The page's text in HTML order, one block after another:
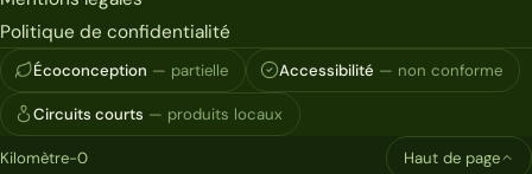
Politique de confidentialité
Écoconception — partielle Accessibilité — non conforme
Circuits courts — produits locaux
Kilomètre-0 Haut de page